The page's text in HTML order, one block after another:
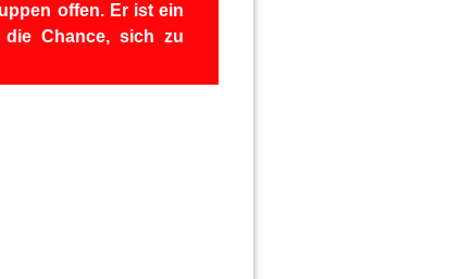
offen. Er ist ein
die Chance, sich zu